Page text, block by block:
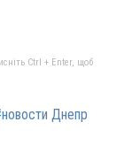
Ctrl + Enter, щоб
Днепр